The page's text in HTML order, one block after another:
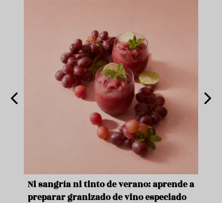
Ni sangría ni tinto de verano: aprende a
preparar granizado de vino especiado